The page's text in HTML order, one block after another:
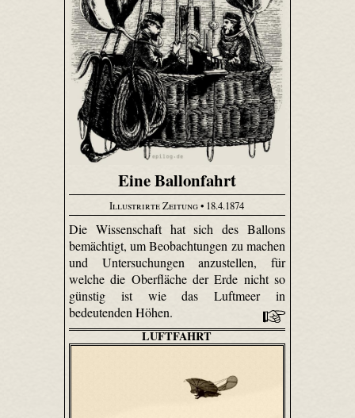
Eine Ballonfahrt
Illustrirte Zeitung• 18.4.1874
Die Wissenschaft hat sich des Ballons
bemächtigt, um Beobachtungen zu machen
und Untersuchungen anzustellen, für
welche die Oberfläche der Erde nicht so
günstig ist wie das Luftmeer in
bedeutenden Höhen.
LUFTFAHRT